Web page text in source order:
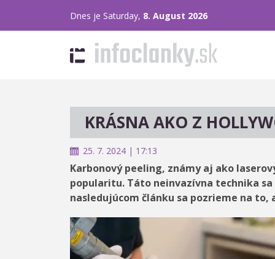
Dnes je Saturday, 8. August 2026
KRÁSNA AKO Z
25. 7. 2024 | 17:13
Karbonový peeling, známy aj ako
popularitu. Táto neinvazívna technika
nasledujúcom článku sa pozrieme na